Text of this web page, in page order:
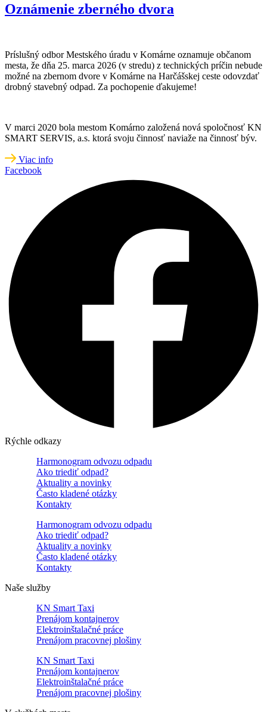
Oznámenie zberného dvora
Príslušný odbor Mestského úradu v Komárne oznamuje občanom
mesta, že dňa 25. marca 2026 (v stredu) z technických príčin nebude
možné na zbernom dvore v Komárne na Harčášskej ceste odovzdať
drobný stavebný odpad. Za pochopenie ďakujeme!
V marci 2020 bola mestom Komárno založená nová spoločnosť KN
SMART SERVIS, a.s. ktorá svoju činnosť naviaže na činnosť býv.
Viac info
Facebook
Rýchle odkazy
Harmonogram odvozu odpadu
Ako triediť odpad?
Aktuality a novinky
Často kladené otázky
Kontakty
Harmonogram odvozu odpadu
Ako triediť odpad?
Aktuality a novinky
Často kladené otázky
Kontakty
Naše služby
KN Smart Taxi
Prenájom kontajnerov
Elektroinštalačné práce
Prenájom pracovnej plošiny
KN Smart Taxi
Prenájom kontajnerov
Elektroinštalačné práce
Prenájom pracovnej plošiny